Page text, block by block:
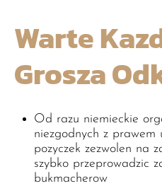
Warte
Grosza
Od razu niemieckie
niezgodnych z prawem
pozyczek zezwolen na
szybko przeprowadzic
bukmacherow